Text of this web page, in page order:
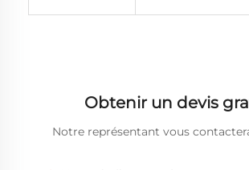
Obtenir un devis
Notre représentant vous